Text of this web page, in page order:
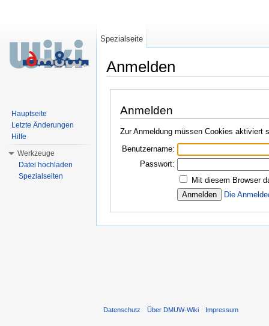
Anmelden
Anmelden
Zur Anmeldung müssen Cookies aktiviert
Benutzername:
Passwort:
Mit diesem Browser
Die
Spezialseite
Hauptseite
Letzte Änderungen
Hilfe
Werkzeuge
Datei hochladen
Spezialseiten
Datenschutz Über DMUW-Wiki Impressum